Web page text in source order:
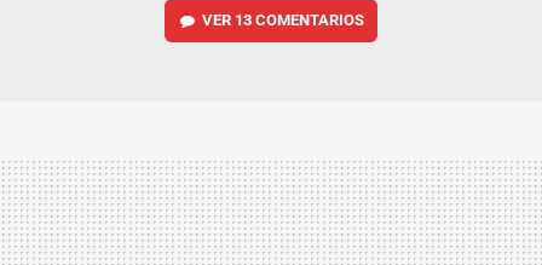
VER 13 COMENTARIOS